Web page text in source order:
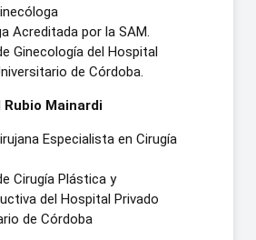
Acreditada por la SAM.
Ginecología del Hospital
de Córdoba.
Rubio Mainardi
Especialista en Cirugía
Cirugía Plástica y
del Hospital Privado
de Córdoba